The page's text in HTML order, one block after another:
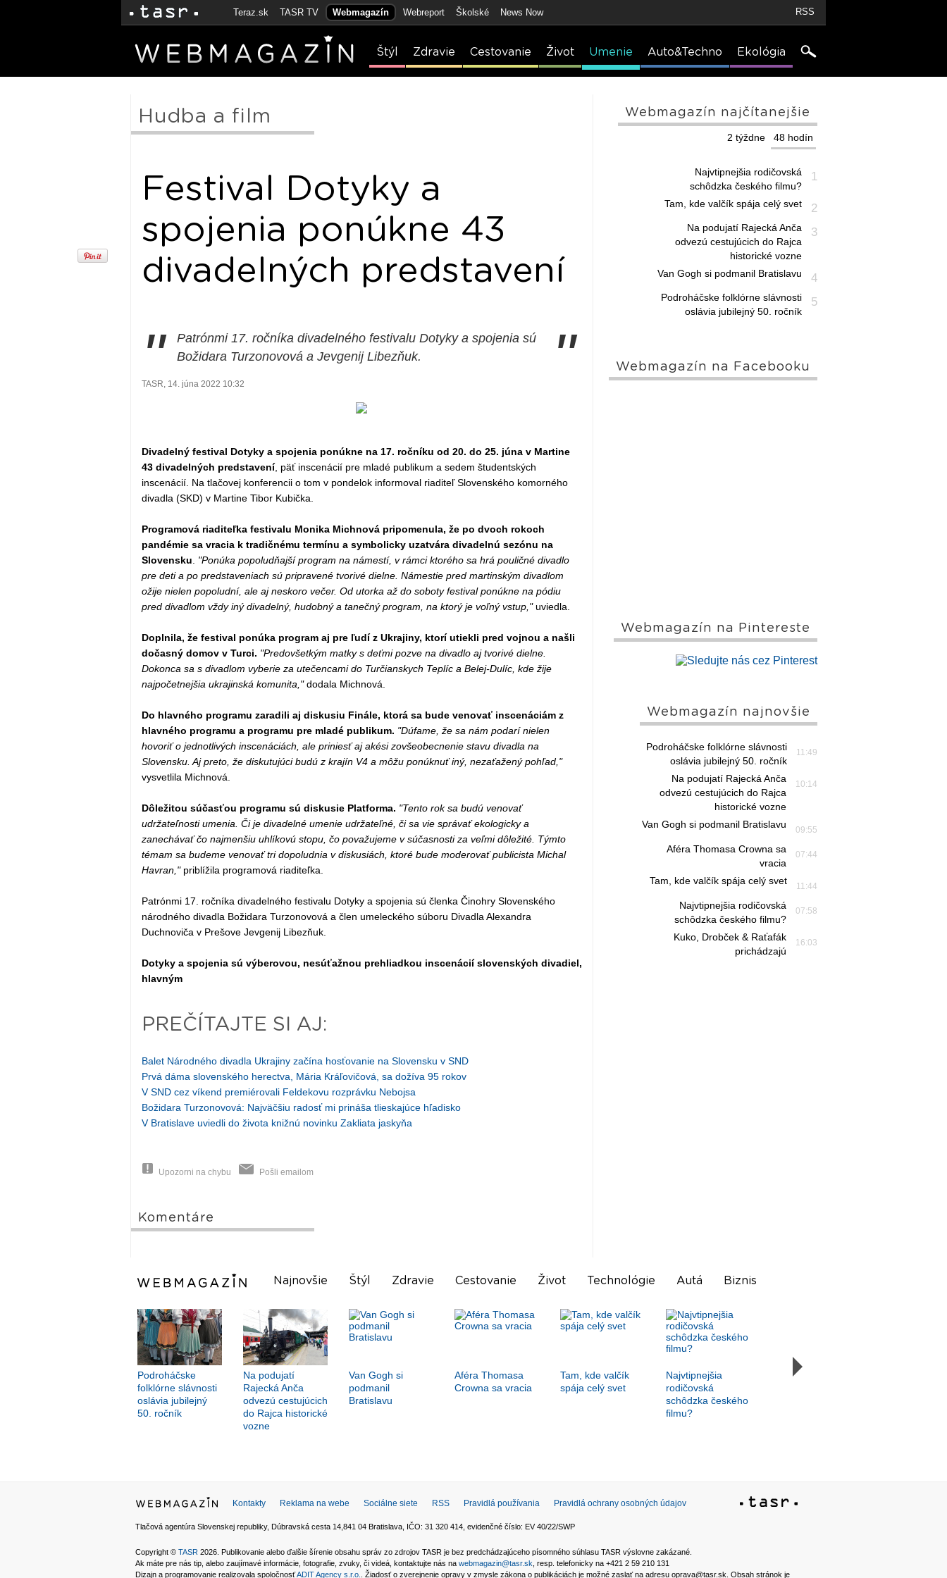
Teraz.sk TASR TV Webmagazín Webreport Školské News Now RSS
Štýl Zdravie Cestovanie Život Umenie Auto&Techno Ekológia
Hudba a film
Festival Dotyky a
spojenia ponúkne 43
divadelných predstavení
"
Patrónmi 17. ročníka divadelného festivalu Dotyky a spojenia sú
Božidara Turzonovová a Jevgenij Libezňuk.
"
TASR, 14. júna 2022 10:32
Divadelný festival Dotyky a spojenia ponúkne na 17. ročníku od 20. do 25. júna v Martine
43 divadelných predstavení, päť inscenácií pre mladé publikum a sedem študentských
inscenácií. Na tlačovej konferencii o tom v pondelok informoval riaditeľ Slovenského komorného
divadla (SKD) v Martine Tibor Kubička.
Programová riaditeľka festivalu Monika Michnová pripomenula, že po dvoch rokoch
pandémie sa vracia k tradičnému termínu a symbolicky uzatvára divadelnú sezónu na
Slovensku
"Ponúka popoludňajší program na námestí, v rámci ktorého sa hrá pouličné divadlo
pre deti a po predstaveniach sú pripravené tvorivé dielne. Námestie pred martinským divadlom
ožije nielen popoludní, ale aj neskoro večer. Od utorka až do soboty festival ponúkne na pódiu
pred divadlom vždy iný divadelný, hudobný a tanečný program, na ktorý je voľný vstup,"uviedla.
Doplnila, že festival ponúka program aj pre ľudí z Ukrajiny, ktorí utiekli pred vojnou a našli
dočasný domov v Turci. "Predovšetkým matky s deťmi pozve na divadlo aj tvorivé dielne.
Dokonca sa s divadlom vyberie za utečencami do Turčianskych Teplíc a Belej-Dulíc, kde žije
najpočetnejšia ukrajinská komunita,"dodala Michnová.
Do hlavného programu zaradili aj diskusiu Finále, ktorá sa bude venovať inscenáciám z
hlavného programu a programu pre mladé publikum. "Dúfame, že sa nám podarí nielen
hovoriť o jednotlivých inscenáciách, ale priniesť aj akési zovšeobecnenie stavu divadla na
Slovensku. Aj preto, že diskutujúci budú z krajín V4 a môžu ponúknuť iný, nezaťažený pohľad,"
vysvetlila Michnová.
Dôležitou súčasťou programu sú diskusie Platforma. "Tento rok sa budú venovať
udržateľnosti umenia. Či je divadelné umenie udržateľné, či sa vie správať ekologicky a
zanechávať čo najmenšiu uhlíkovú stopu, čo považujeme v súčasnosti za veľmi dôležité. Týmto
témam sa budeme venovať tri dopoludnia v diskusiách, ktoré bude moderovať publicista Michal
Havran," priblížila programová riaditeľka.
Patrónmi 17. ročníka divadelného festivalu Dotyky a spojenia sú členka Činohry Slovenského
národného divadla Božidara Turzonovová a člen umeleckého súboru Divadla Alexandra
Duchnoviča v Prešove Jevgenij Libezňuk.
Dotyky a spojenia sú výberovou, nesúťažnou prehliadkou inscenácií slovenských divadiel,
hlavným
PREČÍTAJTE SI AJ:
Balet Národného divadla Ukrajiny začína hosťovanie na Slovensku v SND
Prvá dáma slovenského herectva, Mária Kráľovičová, sa dožíva 95 rokov
V SND cez víkend premiérovali Feldekovu rozprávku Nebojsa
Božidara Turzonovová: Najväčšiu radosť mi prináša tlieskajúce hľadisko
V Bratislave uviedli do života knižnú novinku Zakliata jaskyňa
Upozorni na chybu Pošli emailom
Komentáre
Webmagazín najčítanejšie
48 hodín
2 týždne
1
Najvtipnejšia rodičovská
schôdzka českého filmu?
2
Tam, kde valčík spája celý svet
3
Na podujatí Rajecká Anča
odvezú cestujúcich do Rajca
historické vozne
4
Van Gogh si podmanil Bratislavu
5
Podroháčske folklórne slávnosti
oslávia jubilejný 50. ročník
Webmagazín na Facebooku
Webmagazín na Pintereste
Webmagazín najnovšie
11:49
Podroháčske folklórne slávnosti
oslávia jubilejný 50. ročník
10:14
Na podujatí Rajecká Anča
odvezú cestujúcich do Rajca
historické vozne
09:55
Van Gogh si podmanil Bratislavu
07:44
Aféra Thomasa Crowna sa
vracia
11:44
Tam, kde valčík spája celý svet
07:58
Najvtipnejšia rodičovská
schôdzka českého filmu?
16:03
Kuko, Drobček & Raťafák
prichádzajú
Najnovšie Štýl Zdravie Cestovanie Život Technológie Autá Biznis
Podroháčske
folklórne slávnosti
oslávia jubilejný
50. ročník
Na podujatí
Rajecká Anča
odvezú cestujúcich
do Rajca historické
vozne
Van Gogh si
podmanil
Bratislavu
Aféra Thomasa
Crowna sa vracia
Tam, kde valčík
spája celý svet
Najvtipnejšia
rodičovská
schôdzka českého
filmu?
Kontakty Reklama na webe Sociálne siete RSS Pravidlá používania Pravidlá ochrany osobných údajov
Tlačová agentúra Slovenskej republiky, Dúbravská cesta 14,841 04 Bratislava, IČO: 31 320 414, evidenčné číslo: EV 40/22/SWP
Copyright © TASR 2026. Publikovanie alebo ďalšie šírenie obsahu správ zo zdrojov TASR je bez predchádzajúceho písomného súhlasu TASR výslovne zakázané.
Ak máte pre nás tip, alebo zaujímavé informácie, fotografie, zvuky, či videá, kontaktujte nás na webmagazin@tasr.sk, resp. telefonicky na +421 2 59 210 131
Dizajn a programovanie realizovala spoločnosťADIT Agency s.r.o.. Žiadosť o zverejnenie opravy v zmysle zákona o publikáciách je možné zaslať na adresu oprava@tasr.sk. Obsah stránok je